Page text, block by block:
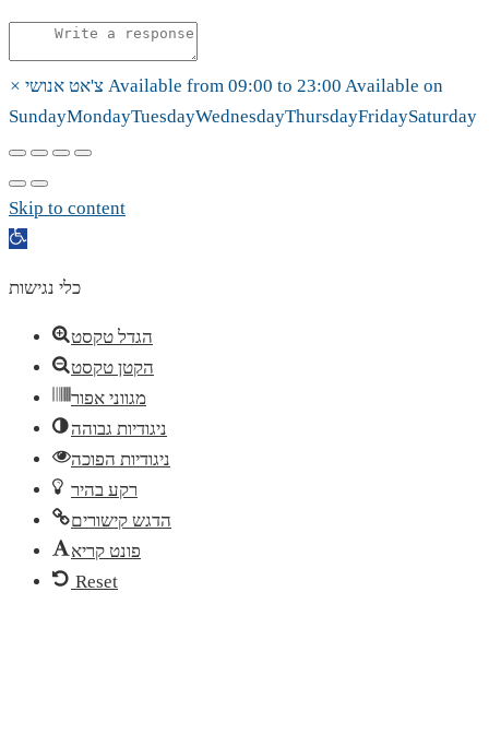
× צ'אט אנושי Available from 09:00 to 23:00 Available on
SundayMondayTuesdayWednesdayThursdayFridaySaturday
Skip to content
Open
כלי נגישות
הגדל טקסט
הקטן טקסט
מגווני אפור
ניגודיות גבוהה
ניגודיות הפוכה
רקע בהיר
הדגש קישורים
פונט קריא
Reset